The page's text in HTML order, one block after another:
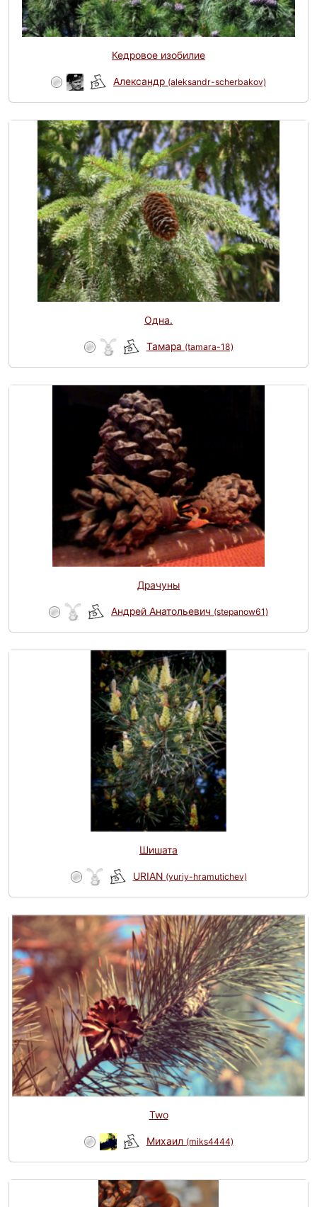
Кедровое изобилие
Александр (aleksandr-scherbakov)
Одна.
Тамара (tamara-18)
Драчуны
Андрей Анатольевич (stepanow61)
Шишата
URIAN (yuriy-hramutichev)
Two
Михаил (miks4444)